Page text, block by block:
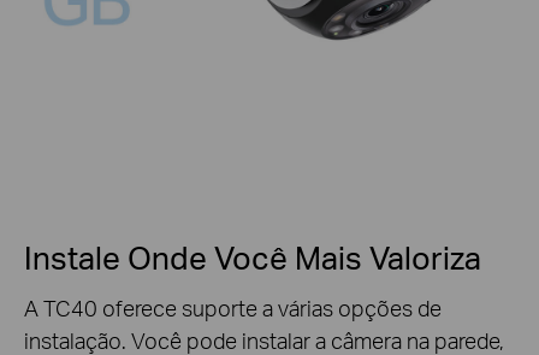
Instale Onde Você Mais Valoriza
A TC40 oferece suporte a várias opções de
instalação. Você pode instalar a câmera na parede,